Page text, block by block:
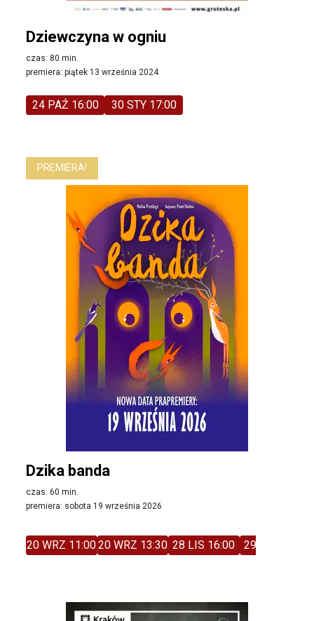
Dziewczyna w ogniu
czas: 80 min.
premiera: piątek 13 września 2024
24 PAŹ 16:00 30 STY 17:00
PREMIERA!
Dzika banda
czas: 60 min.
premiera: sobota 19 września 2026
20 WRZ 11:0020 WRZ 13:30 28 LIS 16:00 29 LIS 11:00